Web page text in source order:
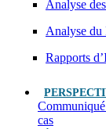
Analyse
Analyse du
Rapports
Communiqué
cas